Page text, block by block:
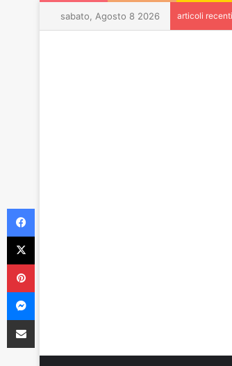
sabato, Agosto 8 2026 articoli recenti
Facebook
X
Pinterest
Messenger
Condividi via e-mail